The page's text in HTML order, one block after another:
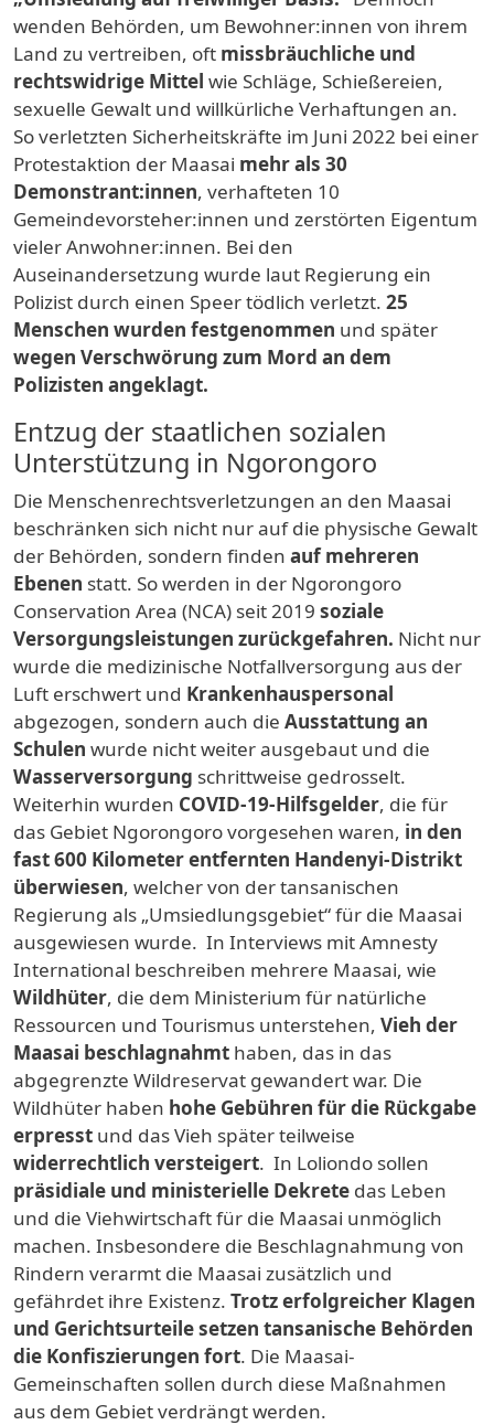
wenden Behörden, um Bewohner:innen von ihrem
Land zu vertreiben, oft missbräuchliche und
rechtswidrige Mittel wie Schläge, Schießereien,
sexuelle Gewalt und willkürliche Verhaftungen an.
So verletzten Sicherheitskräfte im Juni 2022 bei einer
Protestaktion der Maasai mehr als 30
Demonstrant:innen, verhafteten 10
Gemeindevorsteher:innen und zerstörten Eigentum
vieler Anwohner:innen. Bei den
Auseinandersetzung wurde laut Regierung ein
Polizist durch einen Speer tödlich verletzt. 25
Menschen wurden festgenommen und später
wegen Verschwörung zum Mord an dem
Polizisten angeklagt.
Entzug der staatlichen sozialen
Unterstützung in Ngorongoro
Die Menschenrechtsverletzungen an den Maasai
beschränken sich nicht nur auf die physische Gewalt
der Behörden, sondern finden auf mehreren
Ebenen statt. So werden in der Ngorongoro
Conservation Area (NCA) seit 2019 soziale
Versorgungsleistungen zurückgefahren. Nicht nur
wurde die medizinische Notfallversorgung aus der
Luft erschwert und Krankenhauspersonal
abgezogen, sondern auch die Ausstattung an
Schulen wurde nicht weiter ausgebaut und die
Wasserversorgung schrittweise gedrosselt.
Weiterhin wurden COVID-19-Hilfsgelder, die für
das Gebiet Ngorongoro vorgesehen waren, in den
fast 600 Kilometer entfernten Handenyi-Distrikt
überwiesen, welcher von der tansanischen
Regierung als „Umsiedlungsgebiet“ für die Maasai
ausgewiesen wurde. In Interviews mit Amnesty
International beschreiben mehrere Maasai, wie
Wildhüter, die dem Ministerium für natürliche
Ressourcen und Tourismus unterstehen, Vieh der
Maasai beschlagnahmt haben, das in das
abgegrenzte Wildreservat gewandert war. Die
Wildhüter haben hohe Gebühren für die Rückgabe
erpresst und das Vieh später teilweise
widerrechtlich versteigert. In Loliondo sollen
präsidiale und ministerielle Dekrete das Leben
und die Viehwirtschaft für die Maasai unmöglich
machen. Insbesondere die Beschlagnahmung von
Rindern verarmt die Maasai zusätzlich und
gefährdet ihre Existenz. Trotz erfolgreicher Klagen
und Gerichtsurteile setzen tansanische Behörden
die Konfiszierungen fort. Die Maasai-
Gemeinschaften sollen durch diese Maßnahmen
aus dem Gebiet verdrängt werden.